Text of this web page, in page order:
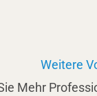
Weitere
Mehr